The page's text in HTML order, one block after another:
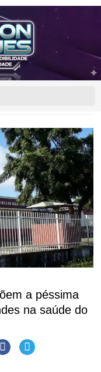
a péssima
na saúde do